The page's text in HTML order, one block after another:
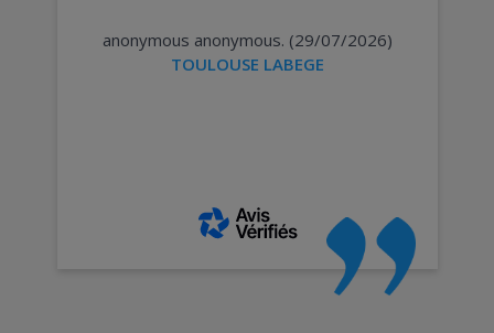
anonymous anonymous. (29/07/2026)
TOULOUSE LABEGE